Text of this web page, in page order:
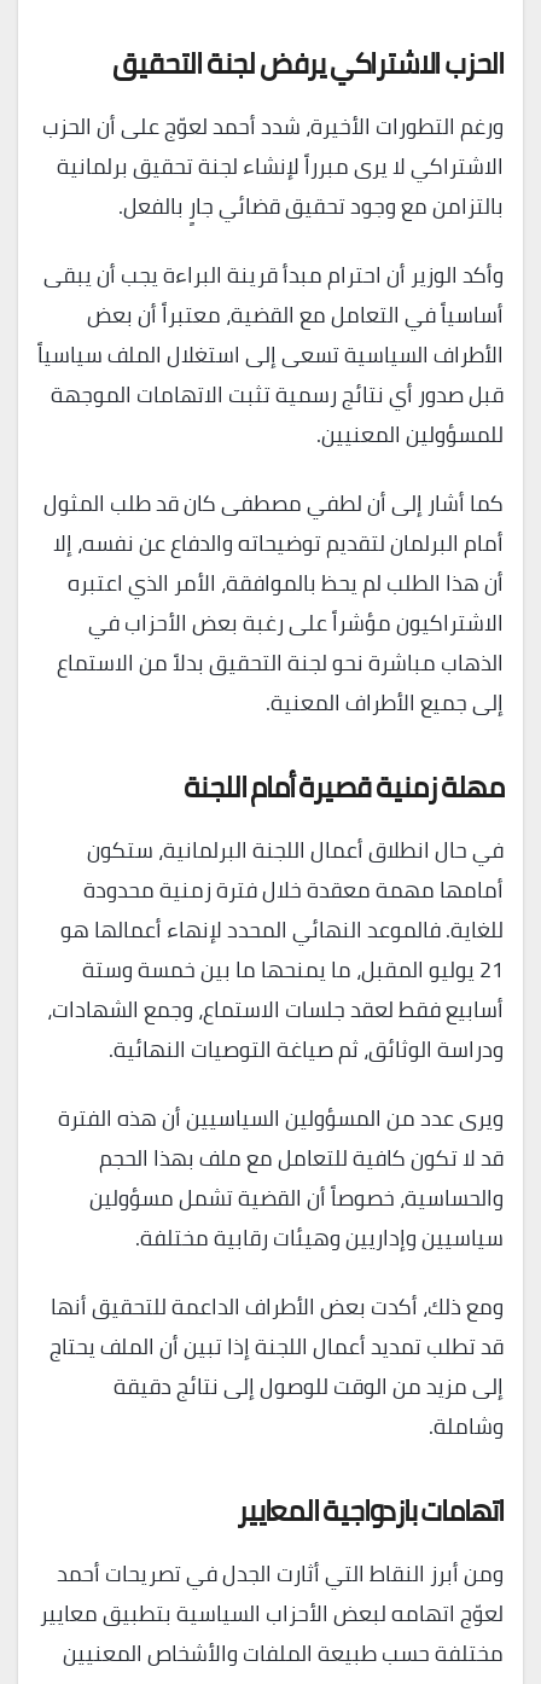
الحزب الاشتراكي يرفض لجنة التحقيق
ورغم التطورات الأخيرة، شدد أحمد لعوّج على أن الحزب
الاشتراكي لا يرى مبرراً لإنشاء لجنة تحقيق برلمانية
بالتزامن مع وجود تحقيق قضائي جارٍ بالفعل.
وأكد الوزير أن احترام مبدأ قرينة البراءة يجب أن يبقى
أساسياً في التعامل مع القضية، معتبراً أن بعض
الأطراف السياسية تسعى إلى استغلال الملف سياسياً
قبل صدور أي نتائج رسمية تثبت الاتهامات الموجهة
للمسؤولين المعنيين.
كما أشار إلى أن لطفي مصطفى كان قد طلب المثول
أمام البرلمان لتقديم توضيحاته والدفاع عن نفسه، إلا
أن هذا الطلب لم يحظ بالموافقة، الأمر الذي اعتبره
الاشتراكيون مؤشراً على رغبة بعض الأحزاب في
الذهاب مباشرة نحو لجنة التحقيق بدلاً من الاستماع
إلى جميع الأطراف المعنية.
مهلة زمنية قصيرة أمام اللجنة
في حال انطلاق أعمال اللجنة البرلمانية، ستكون
أمامها مهمة معقدة خلال فترة زمنية محدودة
للغاية. فالموعد النهائي المحدد لإنهاء أعمالها هو
21 يوليو المقبل، ما يمنحها ما بين خمسة وستة
أسابيع فقط لعقد جلسات الاستماع، وجمع الشهادات،
ودراسة الوثائق، ثم صياغة التوصيات النهائية.
ويرى عدد من المسؤولين السياسيين أن هذه الفترة
قد لا تكون كافية للتعامل مع ملف بهذا الحجم
والحساسية، خصوصاً أن القضية تشمل مسؤولين
سياسيين وإداريين وهيئات رقابية مختلفة.
ومع ذلك، أكدت بعض الأطراف الداعمة للتحقيق أنها
قد تطلب تمديد أعمال اللجنة إذا تبين أن الملف يحتاج
إلى مزيد من الوقت للوصول إلى نتائج دقيقة
وشاملة.
اتهامات بازدواجية المعايير
ومن أبرز النقاط التي أثارت الجدل في تصريحات أحمد
لعوّج اتهامه لبعض الأحزاب السياسية بتطبيق معايير
مختلفة حسب طبيعة الملفات والأشخاص المعنيين